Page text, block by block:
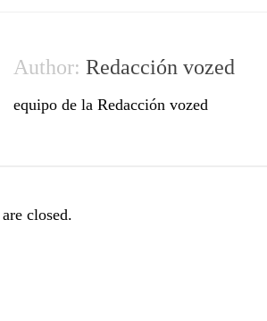
Author: Redacción vozed
equipo de la Redacción vozed
closed.